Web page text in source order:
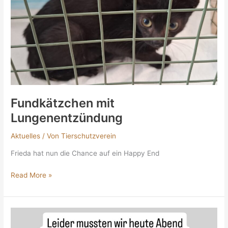
Fundkätzchen mit
Lungenentzündung
Aktuelles / VonTierschutzverein
Frieda hat nun die Chance auf ein Happy End
Read More »